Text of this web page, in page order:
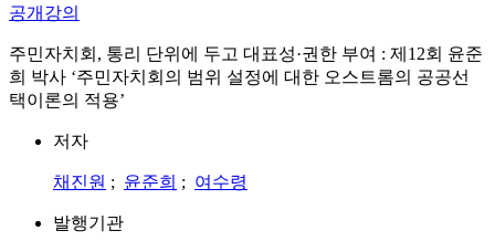
공개강의
주민자치회, 통리 단위에 두고 대표성·권한 부여 : 제12회 윤준
희 박사 ‘주민자치회의 범위 설정에 대한 오스트롬의 공공선
택이론의 적용’
저자
채진원 ; 윤준희 ; 여수령
발행기관